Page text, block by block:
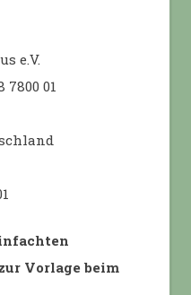
e.V.
7800 01
Vorlage beim